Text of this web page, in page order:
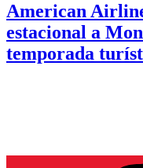
American
estacional a
temporada